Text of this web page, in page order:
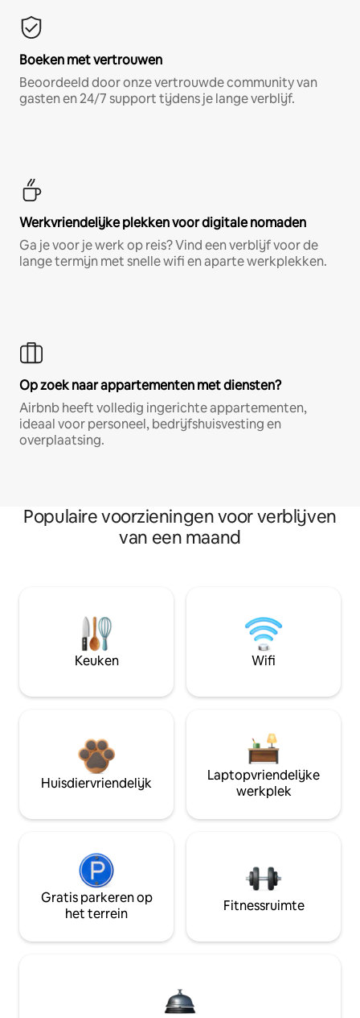
Boeken met vertrouwen
Beoordeeld door onze vertrouwde community van
gasten en 24/7 support tijdens je lange verblijf.
Werkvriendelijke plekken voor digitale nomaden
Ga je voor je werk op reis? Vind een verblijf voor de
lange termijn met snelle wifi en aparte werkplekken.
Op zoek naar appartementen met diensten?
Airbnb heeft volledig ingerichte appartementen,
ideaal voor personeel, bedrijfshuisvesting en
overplaatsing.
Populaire voorzieningen voor verblijven
van een maand
Keuken Wifi
Huisdiervriendelijk
Laptopvriendelijke
werkplek
Gratis parkeren op
het terrein
Fitnessruimte